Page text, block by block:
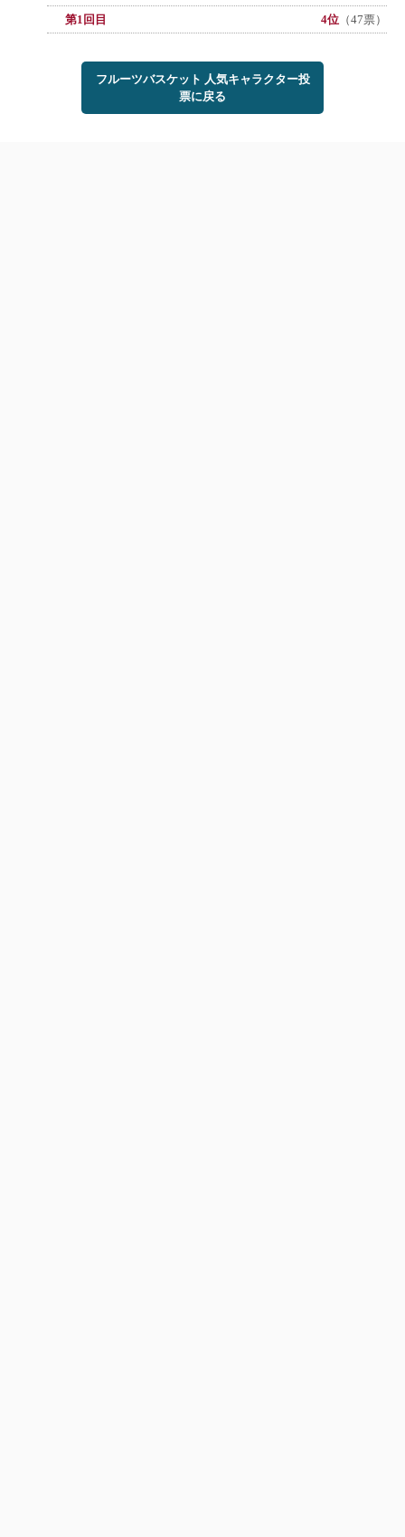
第1回目
4位 （47票）
フルーツバスケット 人気キャラクター投
票に戻る